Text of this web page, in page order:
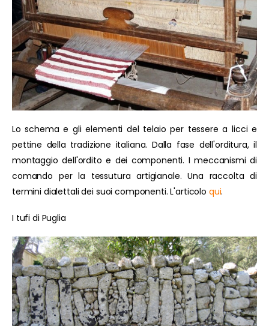
Lo schema e gli elementi del telaio per tessere a licci e
pettine della tradizione italiana. Dalla fase dell'orditura, il
montaggio dell'ordito e dei componenti. I meccanismi di
comando per la tessutura artigianale. Una raccolta di
termini dialettali dei suoi componenti. L'articolo qui.
I tufi di Puglia